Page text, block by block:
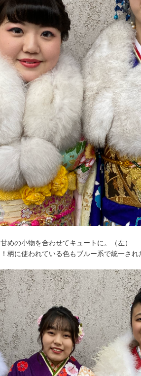
めの小物を合わせてキュートに。（左）
柄に使われている色もブルー系で統一され